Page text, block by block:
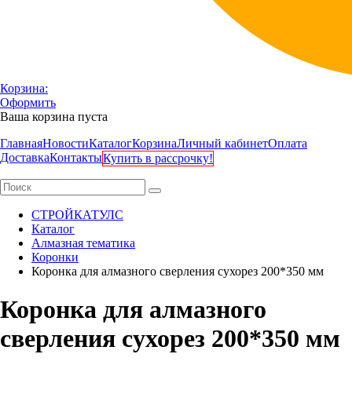
Корзина:
Оформить
Ваша корзина пуста
ГлавнаяНовостиКаталогКорзинаЛичный кабинетОплата
ДоставкаКонтактыКупить в рассрочку!
СТРОЙКАТУЛС
Каталог
Алмазная тематика
Коронки
Коронка для алмазного сверления сухорез 200*350 мм
Коронка для алмазного
сверления сухорез 200*350 мм